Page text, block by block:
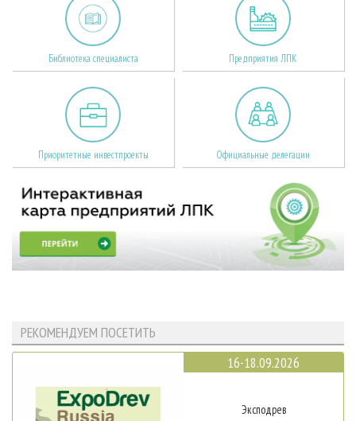
Библиотека специалиста Предприятия ЛПК
Приоритетные инвестпроекты Официальные делегации
РЕКОМЕНДУЕМ ПОСЕТИТЬ
16-18.09.2026
Эксподрев